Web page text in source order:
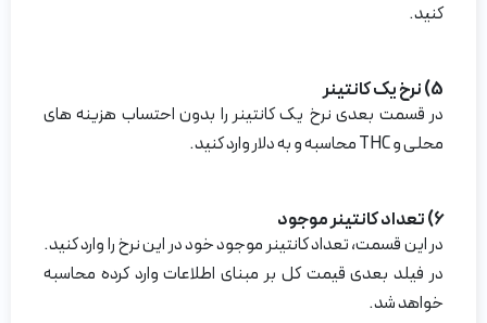
کنید.
5) نرخ یک کانتینر
در قسمت بعدی نرخ یک کانتینر را بدون احتساب هزینه های
محلی و THC محاسبه و به دلار وارد کنید.
6) تعداد کانتینر موجود
در این قسمت، تعداد کانتینر موجود خود در این نرخ را وارد کنید.
در فیلد بعدی قیمت کل بر مبنای اطلاعات وارد کرده محاسبه
خواهد شد.